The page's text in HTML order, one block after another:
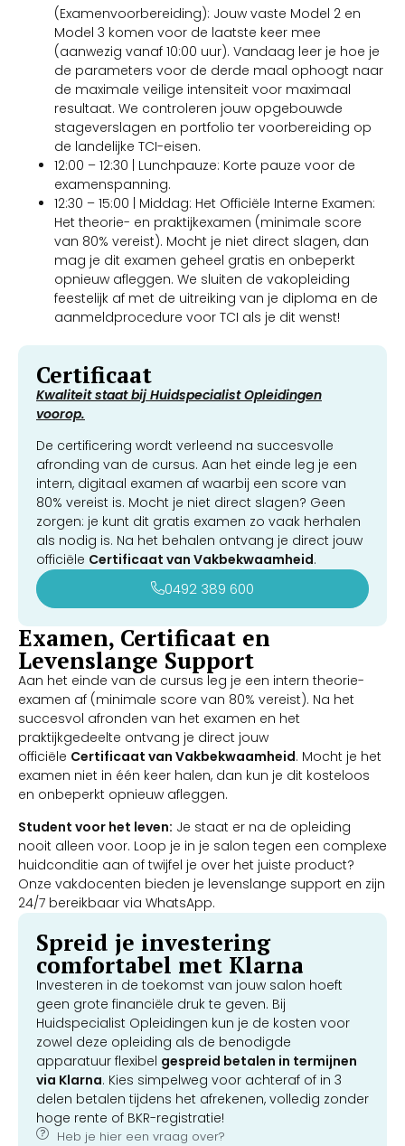
(Examenvoorbereiding): Jouw vaste Model 2 en
Model 3 komen voor de laatste keer mee
(aanwezig vanaf 10:00 uur). Vandaag leer je hoe je
de parameters voor de derde maal ophoogt naar
de maximale veilige intensiteit voor maximaal
resultaat. We controleren jouw opgebouwde
stageverslagen en portfolio ter voorbereiding op
de landelijke TCI-eisen.
12:00 – 12:30 | Lunchpauze: Korte pauze voor de
examenspanning.
12:30 – 15:00 | Middag: Het Officiële Interne Examen:
Het theorie- en praktijkexamen (minimale score
van 80% vereist). Mocht je niet direct slagen, dan
mag je dit examen geheel gratis en onbeperkt
opnieuw afleggen. We sluiten de vakopleiding
feestelijk af met de uitreiking van je diploma en de
aanmeldprocedure voor TCI als je dit wenst!
Certificaat
Kwaliteit staat bij Huidspecialist Opleidingen
voorop.
De certificering wordt verleend na succesvolle
afronding van de cursus. Aan het einde leg je een
intern, digitaal examen af waarbij een score van
80% vereist is. Mocht je niet direct slagen? Geen
zorgen: je kunt dit gratis examen zo vaak herhalen
als nodig is. Na het behalen ontvang je direct jouw
officiële Certificaat van Vakbekwaamheid.
0492 389 600
Examen, Certificaat en
Levenslange Support
Aan het einde van de cursus leg je een intern theorie-
examen af (minimale score van 80% vereist). Na het
succesvol afronden van het examen en het
praktijkgedeelte ontvang je direct jouw
officiële Certificaat van Vakbekwaamheid. Mocht je het
examen niet in één keer halen, dan kun je dit kosteloos
en onbeperkt opnieuw afleggen.
Student voor het leven: Je staat er na de opleiding
nooit alleen voor. Loop je in je salon tegen een complexe
huidconditie aan of twijfel je over het juiste product?
Onze vakdocenten bieden je levenslange support en zijn
24/7 bereikbaar via WhatsApp.
Spreid je investering
comfortabel met Klarna
Investeren in de toekomst van jouw salon hoeft
geen grote financiële druk te geven. Bij
Huidspecialist Opleidingen kun je de kosten voor
zowel deze opleiding als de benodigde
apparatuur flexibel gespreid betalen in termijnen
via Klarna. Kies simpelweg voor achteraf of in 3
delen betalen tijdens het afrekenen, volledig zonder
hoge rente of BKR-registratie!
Heb je hier een vraag over?